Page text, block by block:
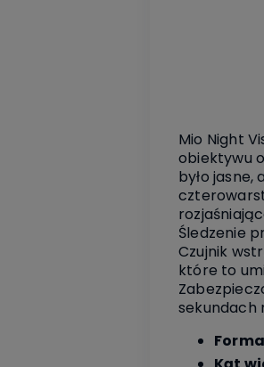
Mio Night
obiektywu
było
Śledzenie
Czujnik
które to
sekundach